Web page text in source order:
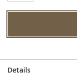
Details